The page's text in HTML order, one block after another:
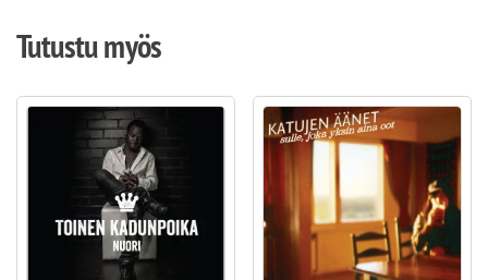
Tutustu myös